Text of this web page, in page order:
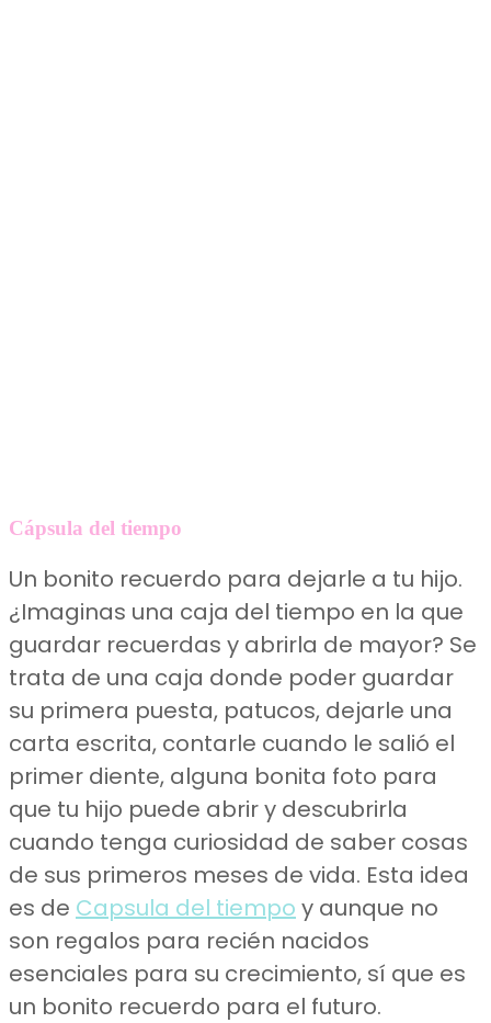
Cápsula del tiempo
Un bonito recuerdo para dejarle a tu hijo.
¿Imaginas una caja del tiempo en la que
guardar recuerdas y abrirla de mayor? Se
trata de una caja donde poder guardar
su primera puesta, patucos, dejarle una
carta escrita, contarle cuando le salió el
primer diente, alguna bonita foto para
que tu hijo puede abrir y descubrirla
cuando tenga curiosidad de saber cosas
de sus primeros meses de vida. Esta idea
es de Capsula del tiempo y aunque no
son regalos para recién nacidos
esenciales para su crecimiento, sí que es
un bonito recuerdo para el futuro.